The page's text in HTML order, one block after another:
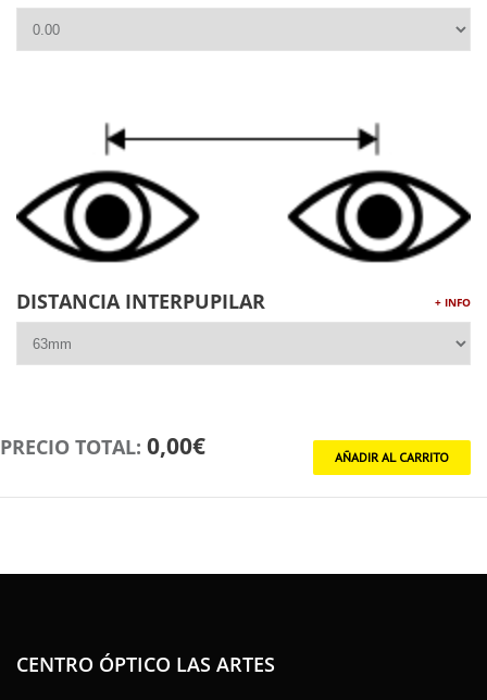
DISTANCIA INTERPUPILAR + INFO
PRECIO TOTAL: 0,00€
CENTRO ÓPTICO LAS ARTES